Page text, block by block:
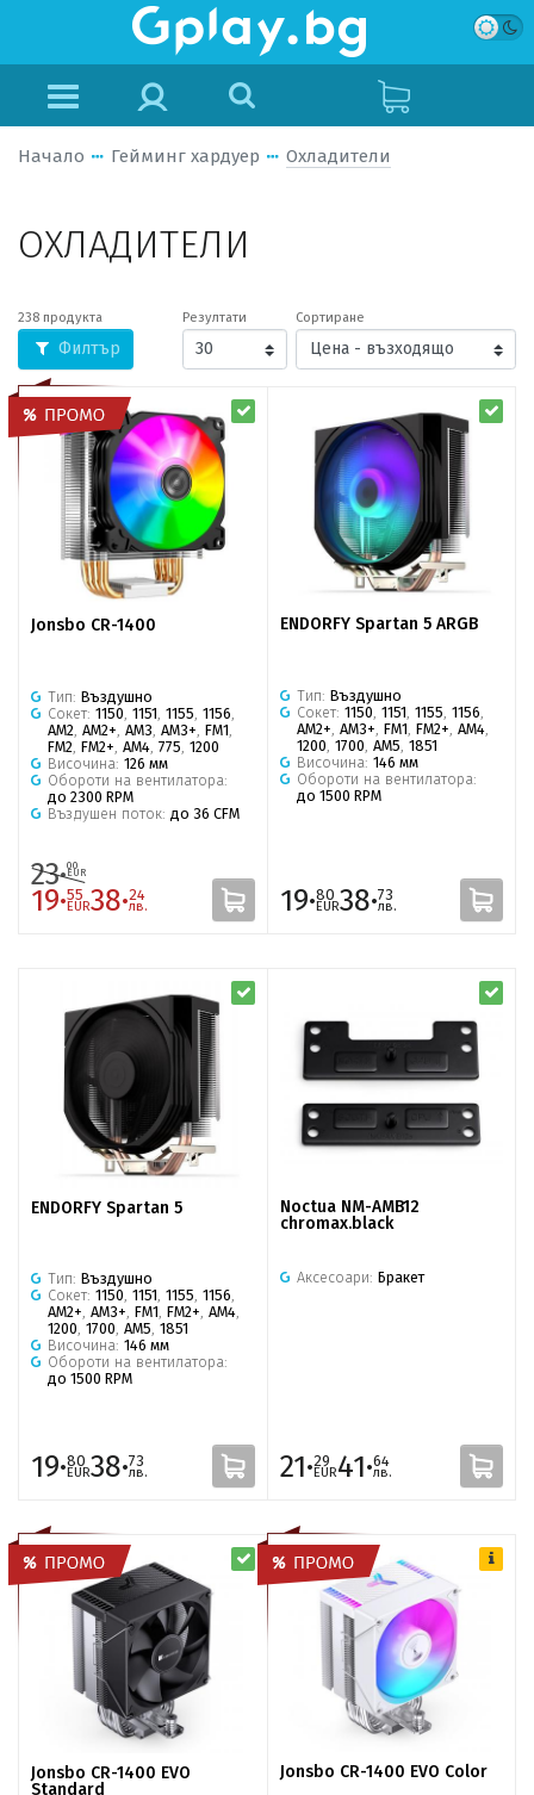
Начало Гейминг хардуер Охладители
ОХЛАДИТЕЛИ
238 продукта
Филтър
Резултати Сортиране
Jonsbo CR-1400
Тип: Въздушно
Сокет: 1150 1151 1155 1156
AM2 AM2+ AM3 AM3+ FM1
FM2 FM2+ AM4 775 1200
Височина: 126 мм
Обороти на вентилатора:
до 2300 RPM
Въздушен поток: до 36 CFM
23·00
EUR
19·55
EUR38·24
лв.
ENDORFY Spartan 5 ARGB
Тип: Въздушно
Сокет: 1150 1151 1155 1156
AM2+ AM3+ FM1 FM2+ AM4
1200 1700 AM5 1851
Височина: 146 мм
Обороти на вентилатора:
до 1500 RPM
19·80
EUR38·73
лв.
ENDORFY Spartan 5
Тип: Въздушно
Сокет: 1150, 1151, 1155, 1156,
AM2+, AM3+, FM1, FM2+, AM4,
1200, 1700, AM5, 1851
Височина: 146 мм
Обороти на вентилатора:
до 1500 RPM
19·80
EUR38·73
лв.
Noctua NM-AMB12
chromax.black
Аксесоари: Бракет
21·29
EUR41·64
лв.
Jonsbo CR-1400 EVO
Standard
Jonsbo CR-1400 EVO Color